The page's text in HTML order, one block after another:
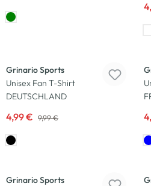
Grinario Sports
Unisex Fan T-Shirt
DEUTSCHLAND
4,99 € 9,99 €
Grinario Sports